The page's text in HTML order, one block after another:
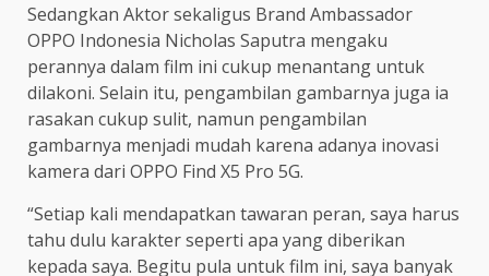
Sedangkan Aktor sekaligus Brand Ambassador
OPPO Indonesia Nicholas Saputra mengaku
perannya dalam film ini cukup menantang untuk
dilakoni. Selain itu, pengambilan gambarnya juga ia
rasakan cukup sulit, namun pengambilan
gambarnya menjadi mudah karena adanya inovasi
kamera dari OPPO Find X5 Pro 5G.
“Setiap kali mendapatkan tawaran peran, saya harus
tahu dulu karakter seperti apa yang diberikan
kepada saya. Begitu pula untuk film ini, saya banyak